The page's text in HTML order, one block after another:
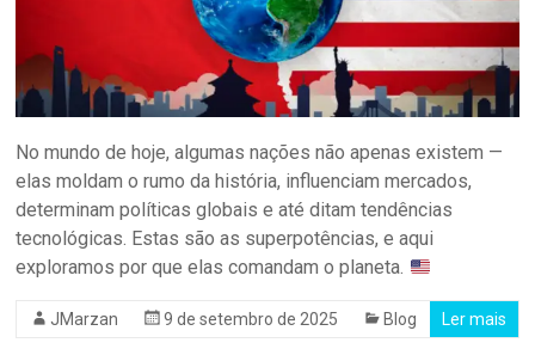
No mundo de hoje, algumas nações não apenas existem —
elas moldam o rumo da história, influenciam mercados,
determinam políticas globais e até ditam tendências
tecnológicas. Estas são as superpotências, e aqui
exploramos por que elas comandam o planeta.
JMarzan 9 de setembro de 2025 Blog Ler mais